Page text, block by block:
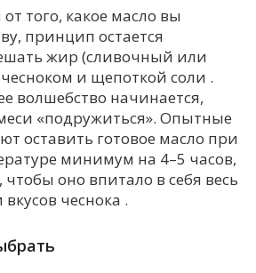
Х
Ч
того, какое масло вы
принцип остается
жир (сливочный или
и щепоткой соли .
волшебство начинается,
«подружиться». Опытные
оставить готовое масло при
минимум на 4–5 часов,
оно впитало в себя весь
чеснока .